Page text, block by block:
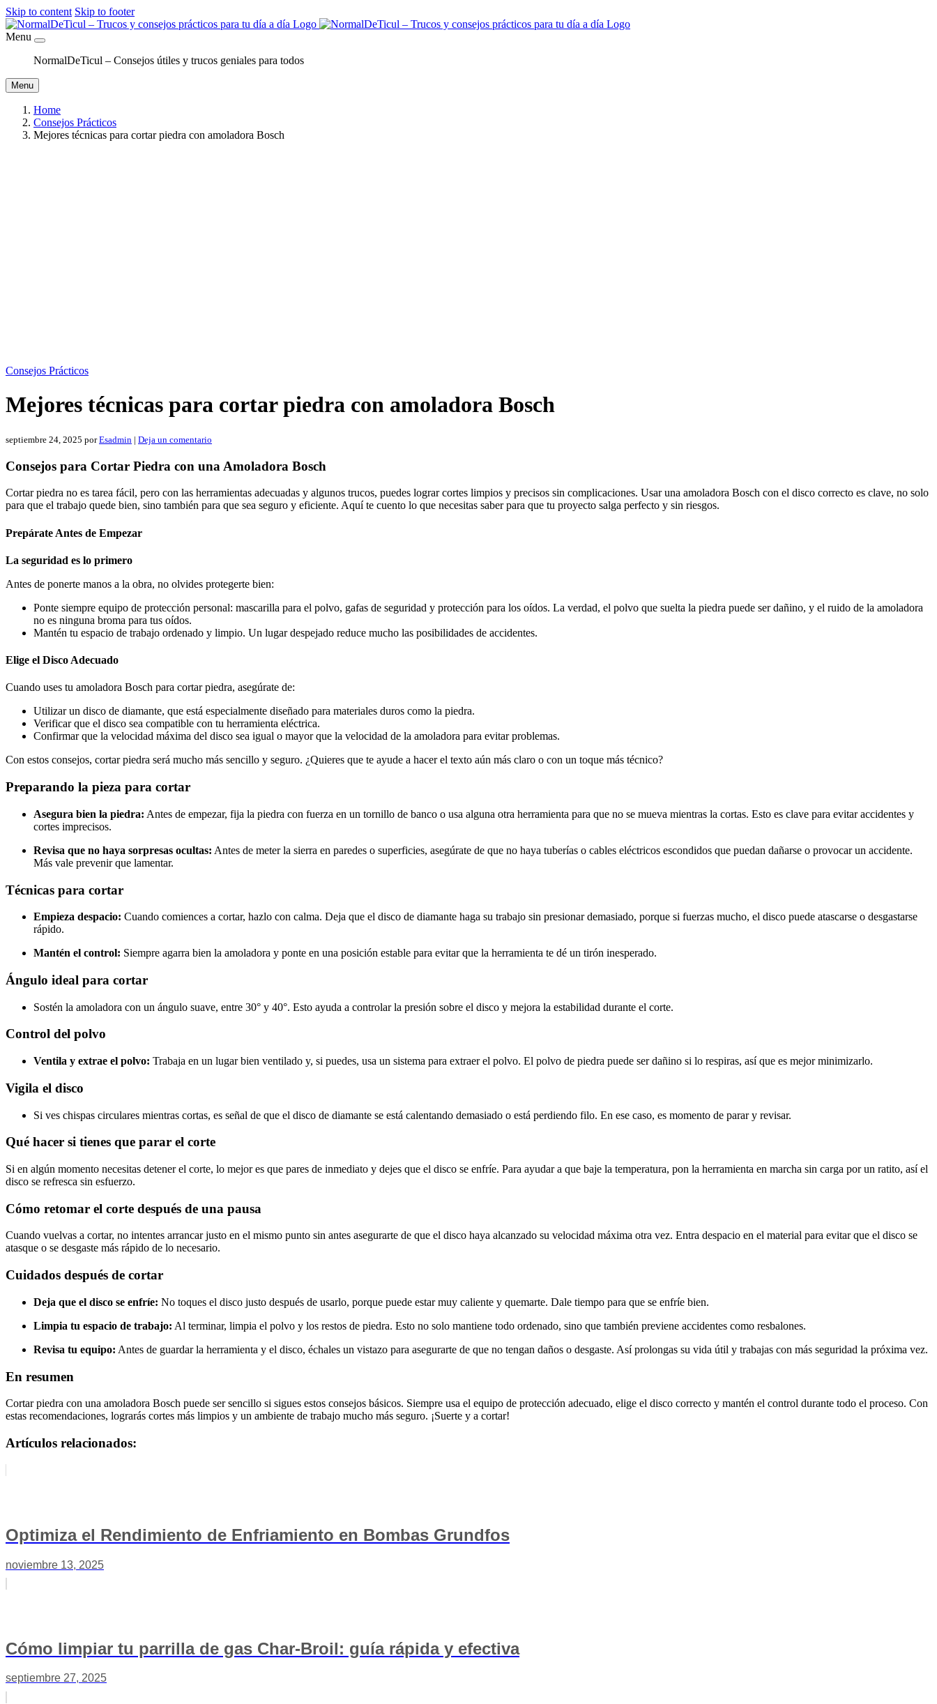
Skip to content Skip to footer
Menu
NormalDeTicul – Consejos útiles y trucos geniales para todos
Menu
Home
Consejos Prácticos
Mejores técnicas para cortar piedra con amoladora Bosch
Consejos Prácticos
Mejores técnicas para cortar piedra con amoladora Bosch
septiembre 24, 2025 porEsadmin | Deja un comentario
Consejos para Cortar Piedra con una Amoladora Bosch
Cortar piedra no es tarea fácil, pero con las herramientas adecuadas y algunos trucos, puedes lograr cortes limpios y precisos sin complicaciones. Usar una amoladora Bosch con el disco correcto es clave, no solo
para que el trabajo quede bien, sino también para que sea seguro y eficiente. Aquí te cuento lo que necesitas saber para que tu proyecto salga perfecto y sin riesgos.
Prepárate Antes de Empezar
La seguridad es lo primero
Antes de ponerte manos a la obra, no olvides protegerte bien:
Ponte siempre equipo de protección personal: mascarilla para el polvo, gafas de seguridad y protección para los oídos. La verdad, el polvo que suelta la piedra puede ser dañino, y el ruido de la amoladora
no es ninguna broma para tus oídos.
Mantén tu espacio de trabajo ordenado y limpio. Un lugar despejado reduce mucho las posibilidades de accidentes.
Elige el Disco Adecuado
Cuando uses tu amoladora Bosch para cortar piedra, asegúrate de:
Utilizar un disco de diamante, que está especialmente diseñado para materiales duros como la piedra.
Verificar que el disco sea compatible con tu herramienta eléctrica.
Confirmar que la velocidad máxima del disco sea igual o mayor que la velocidad de la amoladora para evitar problemas.
Con estos consejos, cortar piedra será mucho más sencillo y seguro. ¿Quieres que te ayude a hacer el texto aún más claro o con un toque más técnico?
Preparando la pieza para cortar
Asegura bien la piedra: Antes de empezar, fija la piedra con fuerza en un tornillo de banco o usa alguna otra herramienta para que no se mueva mientras la cortas. Esto es clave para evitar accidentes y
cortes imprecisos.
Revisa que no haya sorpresas ocultas: Antes de meter la sierra en paredes o superficies, asegúrate de que no haya tuberías o cables eléctricos escondidos que puedan dañarse o provocar un accidente.
Más vale prevenir que lamentar.
Técnicas para cortar
Empieza despacio: Cuando comiences a cortar, hazlo con calma. Deja que el disco de diamante haga su trabajo sin presionar demasiado, porque si fuerzas mucho, el disco puede atascarse o desgastarse
rápido.
Mantén el control: Siempre agarra bien la amoladora y ponte en una posición estable para evitar que la herramienta te dé un tirón inesperado.
Ángulo ideal para cortar
Sostén la amoladora con un ángulo suave, entre 30° y 40°. Esto ayuda a controlar la presión sobre el disco y mejora la estabilidad durante el corte.
Control del polvo
Ventila y extrae el polvo: Trabaja en un lugar bien ventilado y, si puedes, usa un sistema para extraer el polvo. El polvo de piedra puede ser dañino si lo respiras, así que es mejor minimizarlo.
Vigila el disco
Si ves chispas circulares mientras cortas, es señal de que el disco de diamante se está calentando demasiado o está perdiendo filo. En ese caso, es momento de parar y revisar.
Qué hacer si tienes que parar el corte
Si en algún momento necesitas detener el corte, lo mejor es que pares de inmediato y dejes que el disco se enfríe. Para ayudar a que baje la temperatura, pon la herramienta en marcha sin carga por un ratito, así el
disco se refresca sin esfuerzo.
Cómo retomar el corte después de una pausa
Cuando vuelvas a cortar, no intentes arrancar justo en el mismo punto sin antes asegurarte de que el disco haya alcanzado su velocidad máxima otra vez. Entra despacio en el material para evitar que el disco se
atasque o se desgaste más rápido de lo necesario.
Cuidados después de cortar
Deja que el disco se enfríe: No toques el disco justo después de usarlo, porque puede estar muy caliente y quemarte. Dale tiempo para que se enfríe bien.
Limpia tu espacio de trabajo: Al terminar, limpia el polvo y los restos de piedra. Esto no solo mantiene todo ordenado, sino que también previene accidentes como resbalones.
Revisa tu equipo: Antes de guardar la herramienta y el disco, échales un vistazo para asegurarte de que no tengan daños o desgaste. Así prolongas su vida útil y trabajas con más seguridad la próxima vez.
En resumen
Cortar piedra con una amoladora Bosch puede ser sencillo si sigues estos consejos básicos. Siempre usa el equipo de protección adecuado, elige el disco correcto y mantén el control durante todo el proceso. Con
estas recomendaciones, lograrás cortes más limpios y un ambiente de trabajo mucho más seguro. ¡Suerte y a cortar!
Artículos relacionados:
Optimiza el Rendimiento de Enfriamiento en Bombas Grundfos
noviembre 13, 2025
Cómo limpiar tu parrilla de gas Char-Broil: guía rápida y efectiva
septiembre 27, 2025